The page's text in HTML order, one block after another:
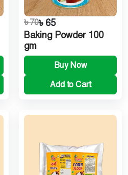
৳ 70৳ 65
Baking Powder 100
gm
Buy Now
Add to Cart